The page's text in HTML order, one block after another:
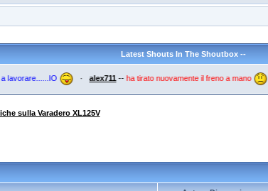
Latest Shouts In The Shoutbox --
· alex711--ha tirato nuovamente il freno a mano ·
sulla Varadero XL125V